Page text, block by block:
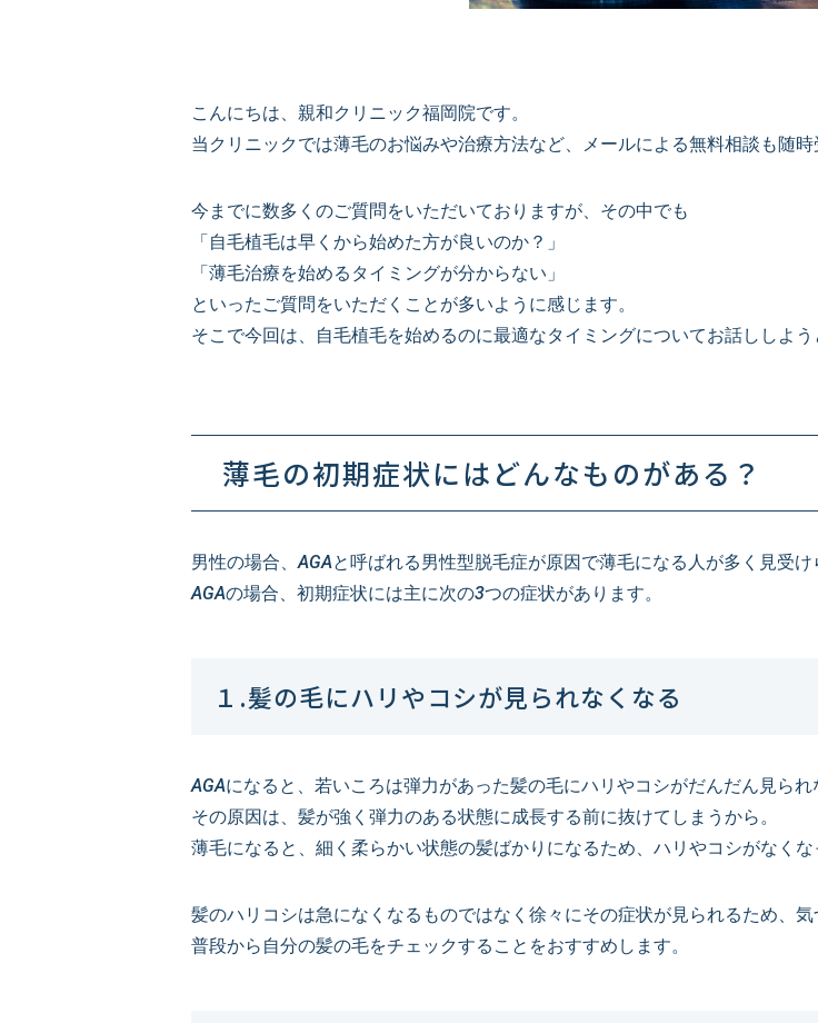
こんにちは、親和クリニック福岡院です。
当クリニックでは薄毛のお悩みや治療方法など、メールによる無料相談も随時
今までに数多くのご質問をいただいておりますが、その中でも
「自毛植毛は早くから始めた方が良いのか？」
「薄毛治療を始めるタイミングが分からない」
といったご質問をいただくことが多いように感じます。
そこで今回は、自毛植毛を始めるのに最適なタイミングについてお話ししよう
薄毛の初期症状にはどんなものがある？
男性の場合、AGAと呼ばれる男性型脱毛症が原因で薄毛になる人が多く見受け
AGAの場合、初期症状には主に次の3つの症状があります。
１.髪の毛にハリやコシが見られなくなる
AGAになると、若いころは弾力があった髪の毛にハリやコシがだんだん見られ
その原因は、髪が強く弾力のある状態に成長する前に抜けてしまうから。
薄毛になると、細く柔らかい状態の髪ばかりになるため、ハリやコシがなくな
髪のハリコシは急になくなるものではなく徐々にその症状が見られるため、
普段から自分の髪の毛をチェックすることをおすすめします。